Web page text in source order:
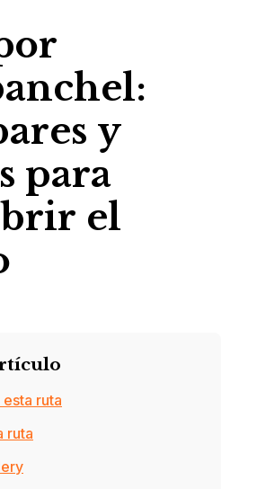
y
para
el
ruta
ruta